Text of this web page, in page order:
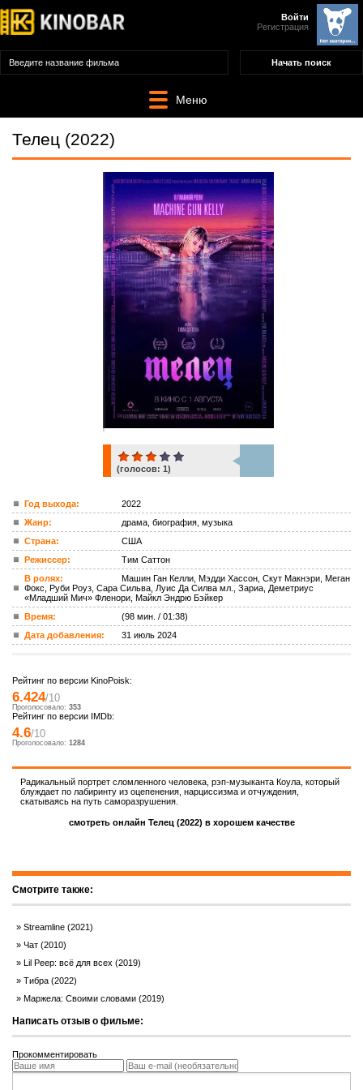
Войти
Регистрация
Меню
Телец (2022)
ком.
(голосов: 1)
Год выхода:
2022
Жанр:
драма, биография, музыка
Страна:
США
Режиссер:
Тим Саттон
В ролях:
Машин Ган Келли, Мэдди Хассон, Скут Макнэри, Меган
Фокс, Руби Роуз, Сара Сильва, Луис Да Силва мл., Зариа, Деметриус
«Младший Мич» Фленори, Майкл Эндрю Бэйкер
Время:
(98 мин. / 01:38)
Дата добавления:
31 июль 2024
Рейтинг по версии KinoPoisk:
6.424/10
Проголосовало: 353
Рейтинг по версии IMDb:
4.6/10
Проголосовало: 1284
Радикальный портрет сломленного человека, рэп-музыканта Коула, который
блуждает по лабиринту из оцепенения, нарциссизма и отчуждения,
скатываясь на путь саморазрушения.
смотреть онлайн Телец (2022) в хорошем качестве
Смотрите также:
Streamline (2021)
Чат (2010)
Lil Peep: всё для всех (2019)
Тибра (2022)
Маржела: Своими словами (2019)
Написать отзыв о фильме:
Прокомментировать